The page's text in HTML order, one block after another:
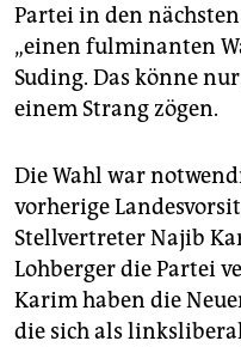
Partei in den
„einen fulminanten
Suding. Das könne
einem Strang zögen.
Die Wahl war
vorherige
Stellvertreter Najib
Lohberger die Partei
Karim haben die
die sich als